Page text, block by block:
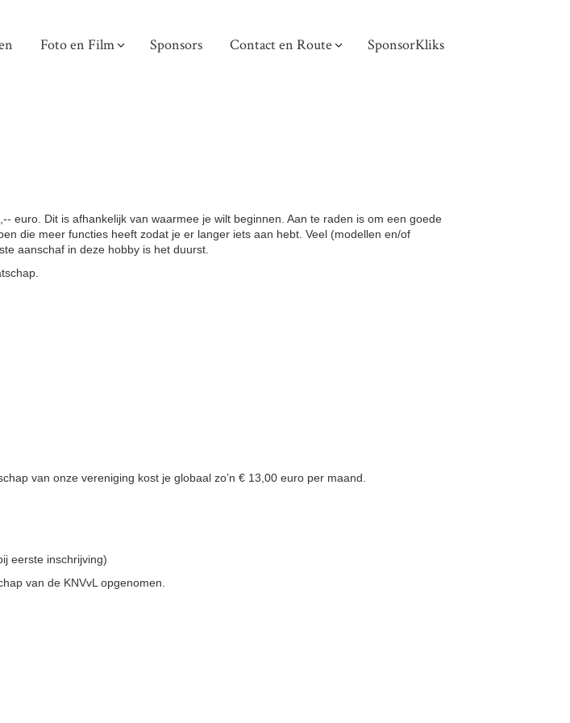
Foto en Film Sponsors Contact en Route SponsorKliks
euro. Dit is afhankelijk van waarmee je wilt beginnen. Aan te raden is om een goede
die meer functies heeft zodat je er langer iets aan hebt. Veel (modellen en/of
aanschaf in deze hobby is het duurst.
van onze vereniging kost je globaal zo’n € 13,00 euro per maand.
eerste inschrijving)
van de KNVvL opgenomen.